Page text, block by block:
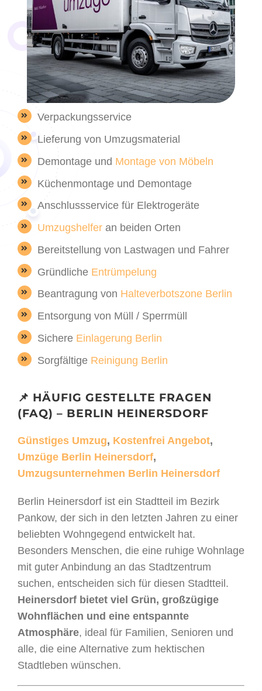
Verpackungsservice
Lieferung von Umzugsmaterial
Demontage und Montage von Möbeln
Küchenmontage und Demontage
Anschlussservice für Elektrogeräte
Umzugshelferan beiden Orten
Bereitstellung von Lastwagen und Fahrer
Gründliche Entrümpelung
Beantragung von Halteverbotszone Berlin
Entsorgung von Müll / Sperrmüll
Sichere Einlagerung Berlin
Sorgfältige Reinigung Berlin
📌 HÄUFIG GESTELLTE FRAGEN
(FAQ) – BERLIN HEINERSDORF
Günstiges Umzug, Kostenfrei Angebot,
Umzüge Berlin Heinersdorf,
Umzugsunternehmen Berlin Heinersdorf
Berlin Heinersdorf ist ein Stadtteil im Bezirk
Pankow, der sich in den letzten Jahren zu einer
beliebten Wohngegend entwickelt hat.
Besonders Menschen, die eine ruhige Wohnlage
mit guter Anbindung an das Stadtzentrum
suchen, entscheiden sich für diesen Stadtteil.
Heinersdorf bietet viel Grün, großzügige
Wohnflächen und eine entspannte
Atmosphäre, ideal für Familien, Senioren und
alle, die eine Alternative zum hektischen
Stadtleben wünschen.